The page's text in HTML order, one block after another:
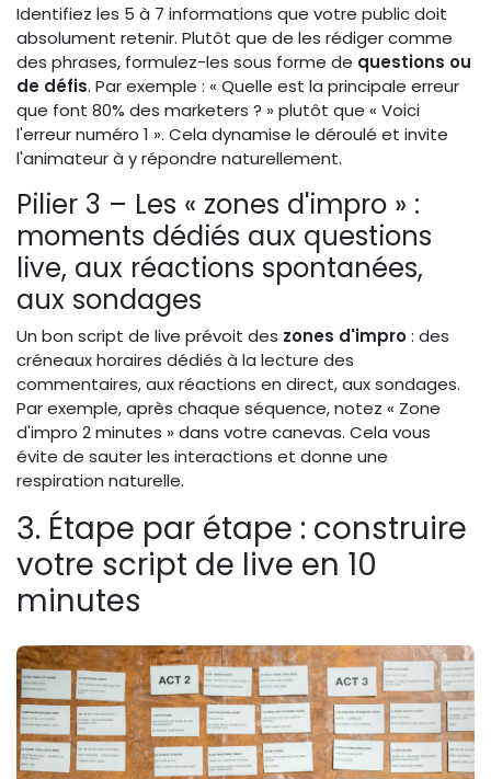
Identifiez les 5 à 7 informations que votre public doit
absolument retenir. Plutôt que de les rédiger comme
des phrases, formulez-les sous forme de questions ou
de défis. Par exemple : « Quelle est la principale erreur
que font 80% des marketers ? » plutôt que « Voici
l'erreur numéro 1 ». Cela dynamise le déroulé et invite
l'animateur à y répondre naturellement.
Pilier 3 – Les « zones d'impro » :
moments dédiés aux questions
live, aux réactions spontanées,
aux sondages
Un bon script de live prévoit des zones d'impro: des
créneaux horaires dédiés à la lecture des
commentaires, aux réactions en direct, aux sondages.
Par exemple, après chaque séquence, notez « Zone
d'impro 2 minutes » dans votre canevas. Cela vous
évite de sauter les interactions et donne une
respiration naturelle.
3. Étape par étape : construire
votre script de live en 10
minutes